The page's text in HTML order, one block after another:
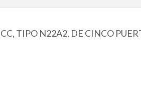
TIPO N22A2, DE CINCO